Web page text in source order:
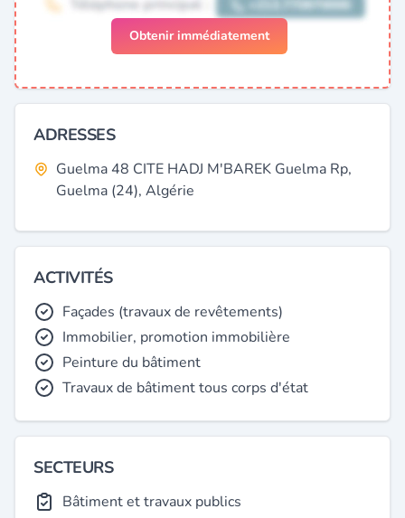
Obtenir immédiatement
ADRESSES
Guelma 48 CITE HADJ M'BAREK Guelma Rp,
Guelma (24), Algérie
ACTIVITÉS
Façades (travaux de revêtements)
Immobilier, promotion immobilière
Peinture du bâtiment
Travaux de bâtiment tous corps d'état
SECTEURS
Bâtiment et travaux publics